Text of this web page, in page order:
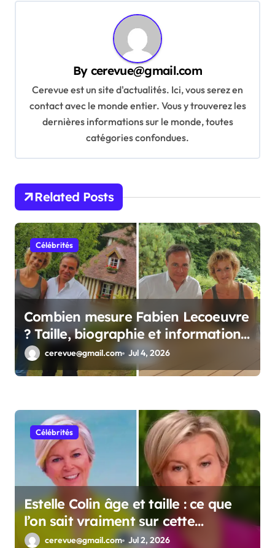
i
By cerevue@gmail.com
Cerevue est un site d'actualités. Ici, vous serez en
contact avec le monde entier. Vous y trouverez les
dernières informations sur le monde, toutes
catégories confondues.
Related Posts
Célébrités
Combien mesure Fabien Lecoeuvre
? Taille, biographie et informations
complètes
cerevue@gmail.com Jul 4, 2026
Célébrités
Estelle Colin âge et taille : ce que
l’on sait vraiment sur cette
personnalité
cerevue@gmail.com Jul 2, 2026